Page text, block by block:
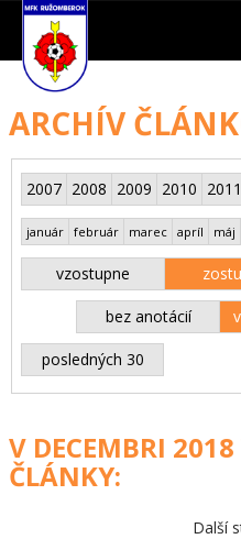
ARCHÍV
2007 2008 2009 2010 2011
január február marec apríl máj
vzostupne
bez anotácií
posledných 30
V DECEMBRI
ČLÁNKY:
Další